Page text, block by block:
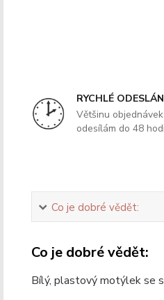
RYCHLÉ
Většinu objednávek
odesílám do 48
Co je dobré vědět:
Co je dobré vědět:
Bílý, plastový motýlek se